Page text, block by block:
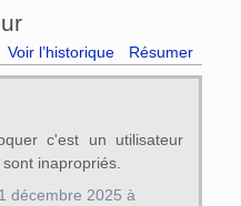
Voir l’historique Résumer
c'est un utilisateur
inapropriés.
décembre 2025 à